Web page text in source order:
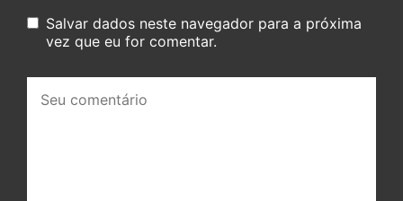
Salvar dados neste navegador para a próxima
vez que eu for comentar.
comentário: